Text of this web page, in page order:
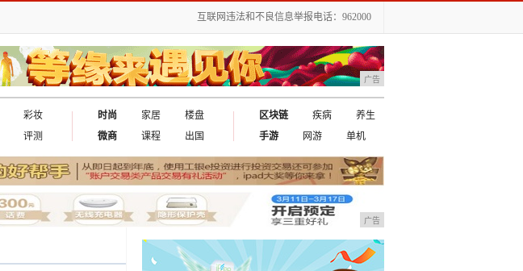
互联网违法和不良信息举报电话：962000
广告
彩妆
评测
时尚 家居
楼盘
微商
课程 出国
区块链 疾病
养生
手游
网游 单机
广告